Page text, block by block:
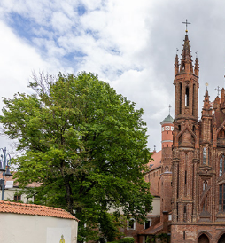
Lithuanie
2026